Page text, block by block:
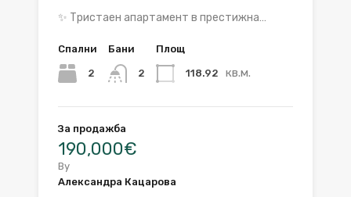
✨ Тристаен апартамент в престижна…
Спални
2
Бани
2
Площ
118.92 кв.м.
За продажба
190,000€
By
Александра Кацарова